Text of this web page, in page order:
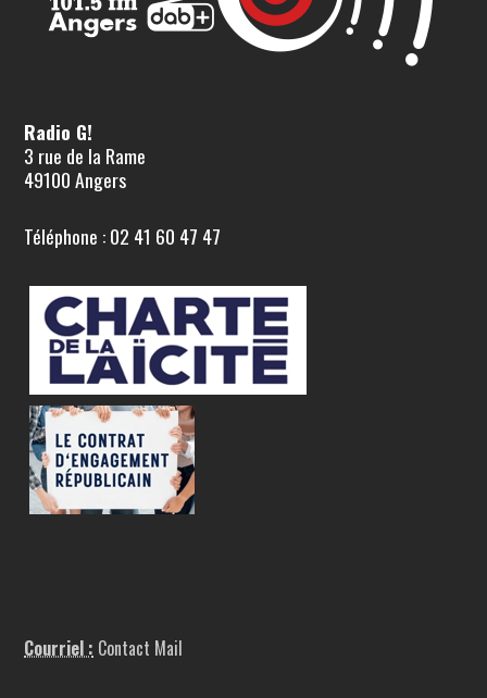
Radio G!
3 rue de la Rame
49100 Angers
Téléphone : 02 41 60 47 47
Courriel : Contact Mail